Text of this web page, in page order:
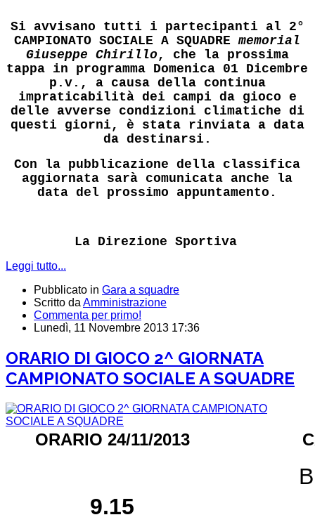
Si avvisano tutti i partecipanti al 2°
CAMPIONATO SOCIALE A SQUADREmemorial
Giuseppe Chirillo, che la prossima
tappa in programma Domenica 01 Dicembre
p.v., a causa della continua
impraticabilità dei campi da gioco e
delle avverse condizioni climatiche di
questi giorni, è stata rinviata a data
da destinarsi.
Con la pubblicazione della classifica
aggiornata sarà comunicata anche la
data del prossimo appuntamento.
La Direzione Sportiva
Leggi tutto...
Pubblicato in Gara a squadre
Scritto da Amministrazione
Commenta per primo!
Lunedì, 11 Novembre 2013 17:36
ORARIO DI GIOCO 2^ GIORNATA
CAMPIONATO SOCIALE A SQUADRE
ORARIO 24/11/2013
9.15